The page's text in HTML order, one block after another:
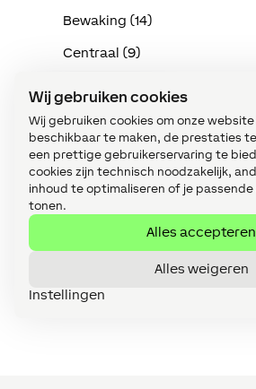
Wij gebruiken cookies
Wij gebruiken cookies om onze
beschikbaar te maken, de prestaties
een prettige gebruikerservaring te
cookies zijn technisch noodzakelijk,
inhoud te optimaliseren of je
tonen.
Alles accepteren
Alles weigeren
Instellingen
Bewaking (14)
Centraal (9)
Energie (10)
Energie: een praktische gids
Extensions (25)
Functiebouwstenen (11)